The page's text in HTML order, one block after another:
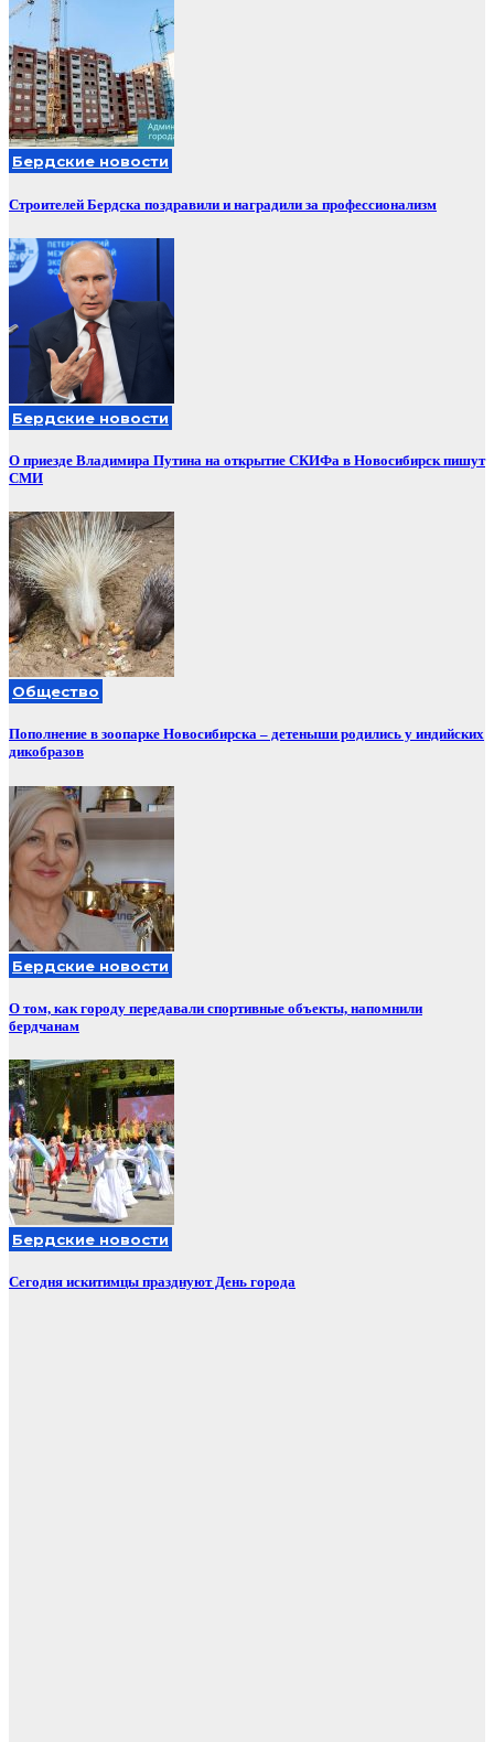
Бердские новости
Строителей Бердска поздравили и наградили за профессионализм
Бердские новости
О приезде Владимира Путина на открытие СКИФа в Новосибирск пишут
СМИ
Общество
Пополнение в зоопарке Новосибирска – детеныши родились у индийских
дикобразов
Бердские новости
О том, как городу передавали спортивные объекты, напомнили
бердчанам
Бердские новости
Сегодня искитимцы празднуют День города